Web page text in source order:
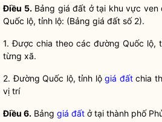
Điều 5.Bảng giá đất ở tại khu vực ven
Quốc lộ, tỉnh lộ: (Bảng giá đất số 2).
1. Được chia theo các đường Quốc lộ,
từng xã.
2. Đường Quốc lộ, tỉnh lộgiá đấtchia
vị trí
Điều 6. Bảng giá đất ở tại thành phố